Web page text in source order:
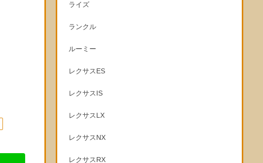
ライズ
ランクル
ルーミー
レクサスES
レクサスIS
レクサスLX
レクサスNX
レクサスRX